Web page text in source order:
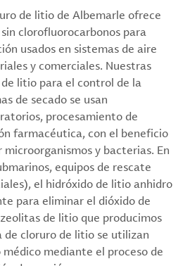
de litio de Albemarle ofrece
clorofluorocarbonos para
usados en sistemas de aire
y comerciales. Nuestras
litio para el control de la
de secado se usan
procesamiento de
farmacéutica, con el beneficio
y bacterias. En
equipos de rescate
el hidróxido de litio anhidro
para eliminar el dióxido de
de litio que producimos
de cloruro de litio se utilizan
mediante el proceso de